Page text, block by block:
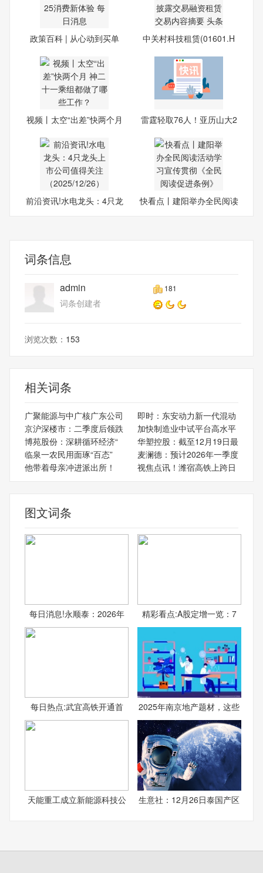
政策百科 | 从心动到买单
中关村科技租赁(01601.H
视频丨太空“出差”快两个月
雷霆轻取76人！亚历山大2
前沿资讯!水电龙头：4只龙
快看点丨建阳举办全民阅读
词条信息
admin 181
词条创建者
浏览次数： 153
相关词条
广聚能源与中广核广东公司
即时：东安动力新一代混动
京沪深楼市：二季度后领跌
加快制造业中试平台高水平
博苑股份：深耕循环经济“
华塑控股：截至12月19日最
临泉一农民用面琢“百态”
麦澜德：预计2026年一季度
他带着母亲冲进派出所！
视焦点讯！潍宿高铁上跨日
图文词条
每日消息!永顺泰：2026年 精彩看点:A股定增一览：7
每日热点:武宜高铁开通首 2025年南京地产题材，这些
天能重工成立新能源科技公 生意社：12月26日泰国产区